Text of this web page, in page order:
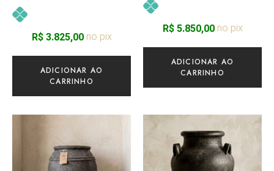
R$3.825,00no pix
ADICIONAR AO
CARRINHO
R$5.850,00no pix
ADICIONAR AO
CARRINHO